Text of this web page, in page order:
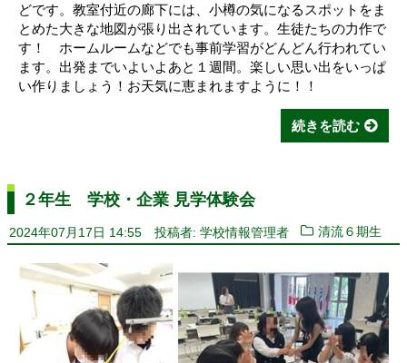
どです。教室付近の廊下には、小樽の気になるスポットをま
とめた大きな地図が張り出されています。生徒たちの力作で
す！ ホームルームなどでも事前学習がどんどん行われてい
ます。出発までいよいよあと１週間。楽しい思い出をいっぱ
い作りましょう！お天気に恵まれますように！！
続きを読む
２年生 学校・企業 見学体験会
2024年07月17日 14:55 投稿者: 学校情報管理者 清流６期生